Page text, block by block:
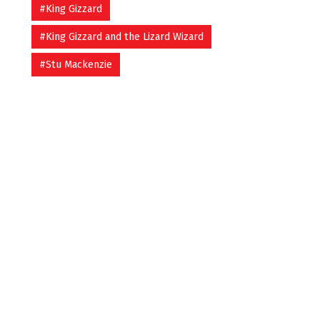
#King Gizzard
#King Gizzard and the Lizard Wizard
#Stu Mackenzie